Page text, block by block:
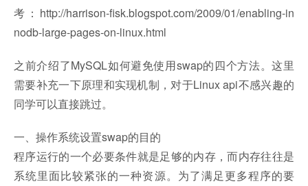
考：http://harrison-fisk.blogspot.com/2009/01/enabling-in
nodb-large-pages-on-linux.html
之前介绍了MySQL如何避免使用swap的四个方法。这里
需要补充一下原理和实现机制，对于Linux api不感兴趣的
同学可以直接跳过。
一、操作系统设置swap的目的
程序运行的一个必要条件就是足够的内存，而内存往往是
系统里面比较紧张的一种资源。为了满足更多程序的要